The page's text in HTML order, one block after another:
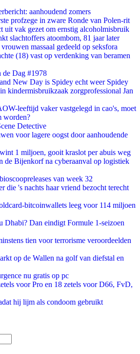
aanhoudend zomers
profzege in zware Ronde van Polen-rit
uit vak gezet om ernstig alcoholmisbruik
slachtoffers atoombom, 81 jaar later
massaal gedeeld op seksfora
(18) vast op verdenking van beramen
de Dag #1978
New Day is Spidey echt weer Spidey
kindermisbruikzaak zorgprofessional Jan
leeftijd vaker vastgelegd in cao's, moet
worden?
Detective
voor lagere oogst door aanhoudende
1 miljoen, gooit kraslot per abuis weg
de Bijenkorf na cyberaanval op logistiek
van week 32
die 's nachts haar vriend bezocht terecht
bitcoinwallets leeg voor 114 miljoen
Dhabi? Dan eindigt Formule 1-seizoen
tien voor terrorisme veroordeelden
op de Wallen na golf van diefstal en
nu gratis op pc
voor Pro en 18 zetels voor D66, FvD,
hij lijm als condoom gebruikt